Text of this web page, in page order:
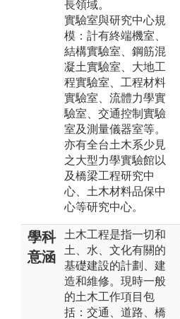
長領域。
實驗室與研究中心規
模：計有終端機室、
結構實驗室、鋼筋混
凝土實驗室、大地工
程實驗室、工程材料
實驗室、流體力學實
驗室、交通控制實驗
室及測量儀器室等。
亦有全台土木系少見
之大型力學實驗館以
及橋梁工程研究中
心、土木材料品保中
心等研究中心。
學科
意涵
土木工程是指一切和
土、水、文化有關的
基礎建設的計劃、建
造和維修。現時一般
的土木工作項目包
括：交通、道路、橋